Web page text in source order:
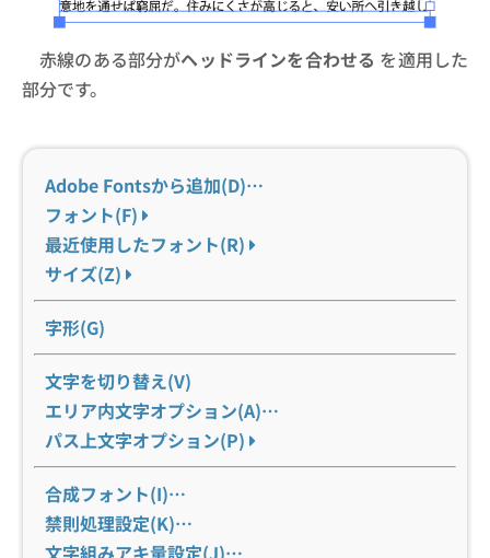
Adobe Fontsから追加(D)…
フォント(F)
最近使用したフォント(R)
サイズ(Z)
字形(G)
文字を切り替え(V)
エリア内文字オプション(A)…
パス上文字オプション(P)
合成フォント(I)…
禁則処理設定(K)…
赤線のある部分がヘッドラインを合わせる を適用した
部分です。